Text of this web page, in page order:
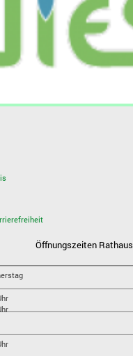
Öffnungszeiten Rathaus